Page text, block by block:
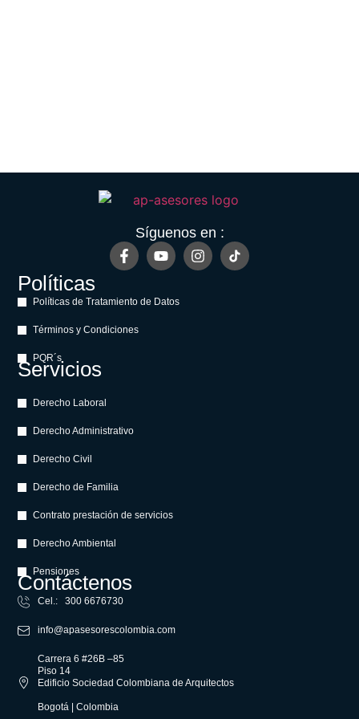
Síguenos en :
Políticas
Políticas de Tratamiento de Datos
Términos y Condiciones
PQR´s
Servicios
Derecho Laboral
Derecho Administrativo
Derecho Civil
Derecho de Familia
Contrato prestación de servicios
Derecho Ambiental
Pensiones
Contáctenos
Cel.: 300 6676730
info@apasesorescolombia.com
Carrera 6 #26B –85
Piso 14
Edificio Sociedad Colombiana de Arquitectos
Bogotá | Colombia